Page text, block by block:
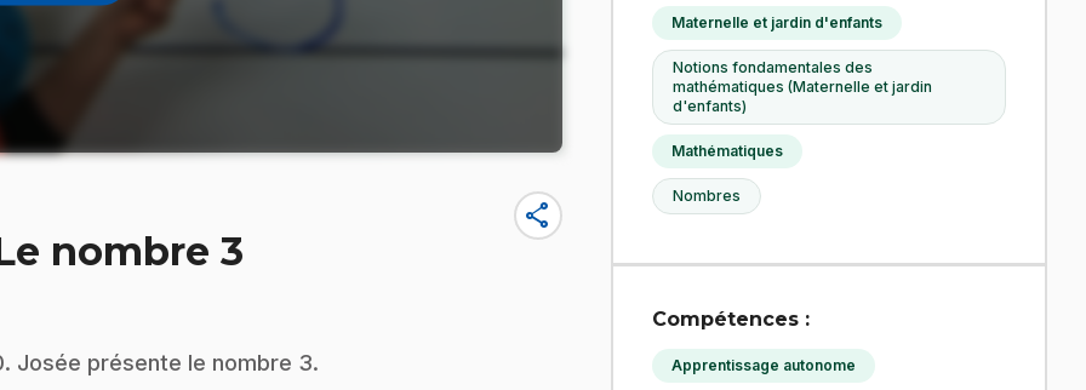
nombre 3
share
Josée présente le nombre 3.
Maternelle et jardin d'enfants
Notions fondamentales des
mathématiques (Maternelle et jardin
d'enfants)
Mathématiques
Nombres
Compétences :
Apprentissage autonome